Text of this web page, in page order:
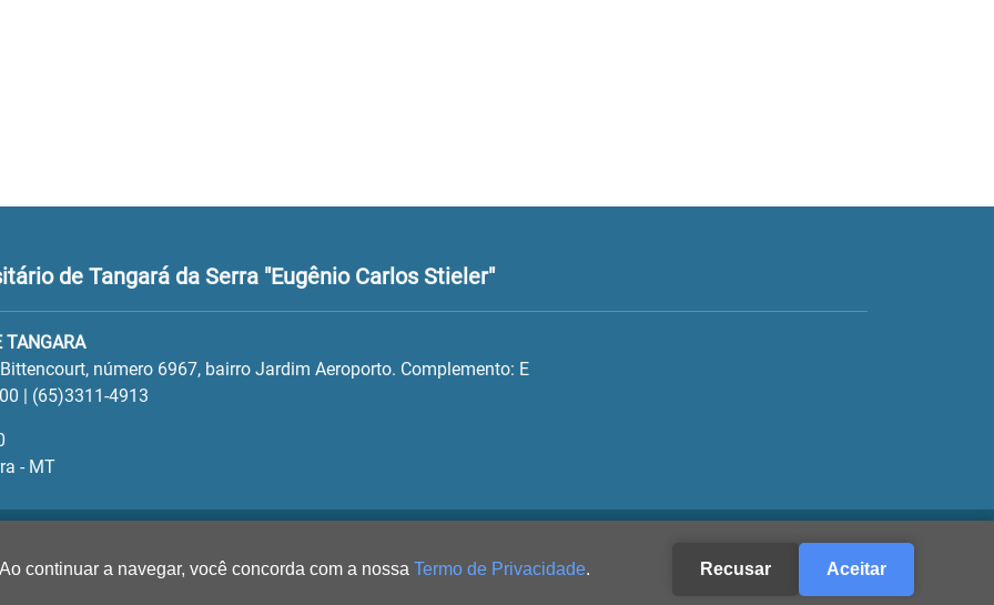
de Tangará da Serra "Eugênio Carlos Stieler"
número 6967, bairro Jardim Aeroporto. Complemento: E
| (65)3311-4913
- MT
continuar a navegar, você concorda com a nossa Termo de Privacidade. Recusar Aceitar